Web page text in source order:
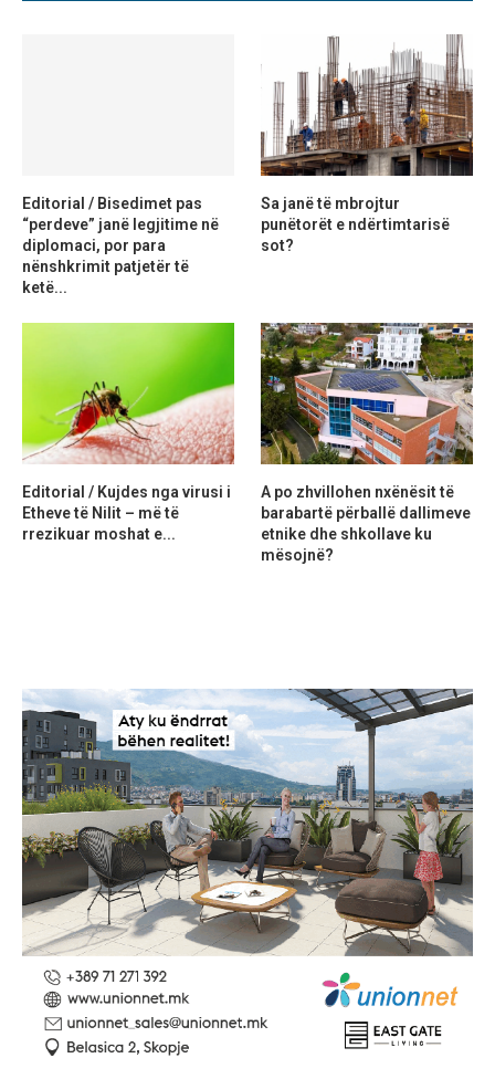
Editorial / Bisedimet pas
“perdeve” janë legjitime në
diplomaci, por para
nënshkrimit patjetër të
ketë...
Sa janë të mbrojtur
punëtorët e ndërtimtarisë
sot?
Editorial / Kujdes nga virusi i
Etheve të Nilit – më të
rrezikuar moshat e...
A po zhvillohen nxënësit të
barabartë përballë dallimeve
etnike dhe shkollave ku
mësojnë?